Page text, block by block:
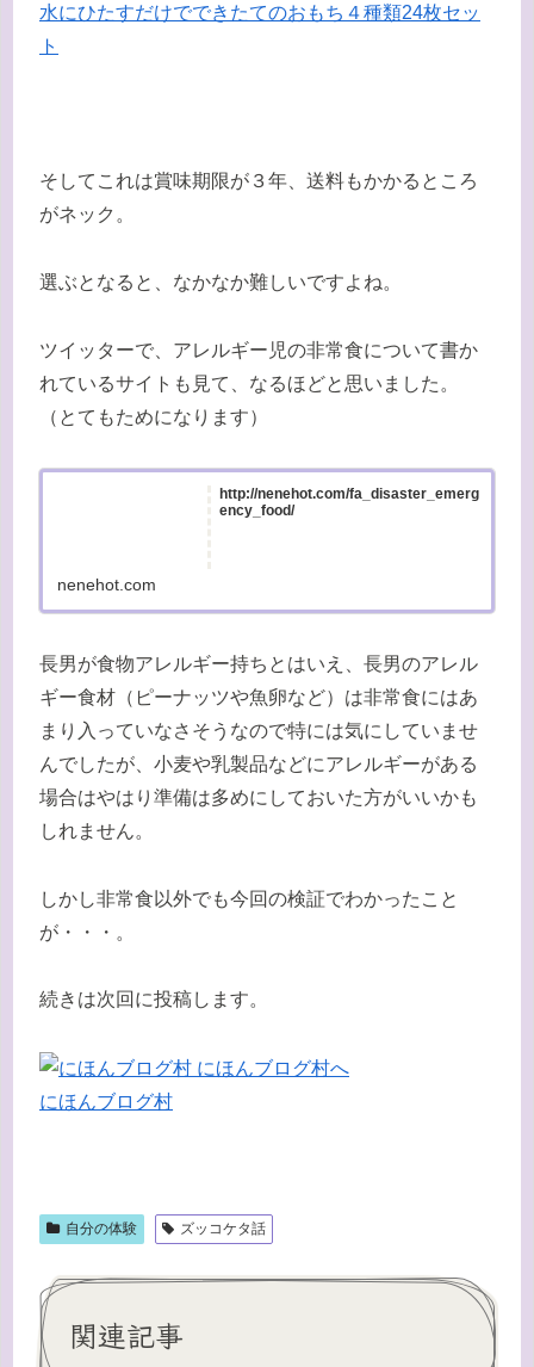
水にひたすだけでできたてのおもち４種類24枚セッ
ト
そしてこれは賞味期限が３年、送料もかかるところ
がネック。
選ぶとなると、なかなか難しいですよね。
ツイッターで、アレルギー児の非常食について書か
れているサイトも見て、なるほどと思いました。
（とてもためになります）
http://nenehot.com/fa_disaster_emerg
ency_food/
nenehot.com
長男が食物アレルギー持ちとはいえ、長男のアレル
ギー食材（ピーナッツや魚卵など）は非常食にはあ
まり入っていなさそうなので特には気にしていませ
んでしたが、小麦や乳製品などにアレルギーがある
場合はやはり準備は多めにしておいた方がいいかも
しれません。
しかし非常食以外でも今回の検証でわかったこと
が・・・。
続きは次回に投稿します。
にほんブログ村
自分の体験 ズッコケタ話
関連記事